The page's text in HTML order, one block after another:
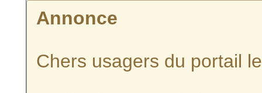
Annonce
Chers usagers du portail